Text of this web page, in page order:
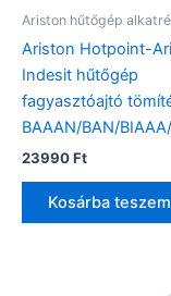
Ariston hűtőgép
Ariston Hotpoint-
Indesit hűtőgép
fagyasztóajtó
BAAAN/BAN/
23990Ft
Kosárba teszem